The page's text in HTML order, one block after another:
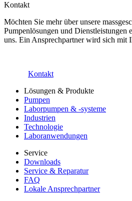
Kontakt
Möchten Sie mehr über unsere
Pumpenlösungen und Dienstleistungen
uns. Ein Ansprechpartner wird sich mit
Kontakt
Lösungen & Produkte
Pumpen
Laborpumpen & -systeme
Industrien
Technologie
Laboranwendungen
Service
Downloads
Service & Reparatur
FAQ
Lokale Ansprechpartner